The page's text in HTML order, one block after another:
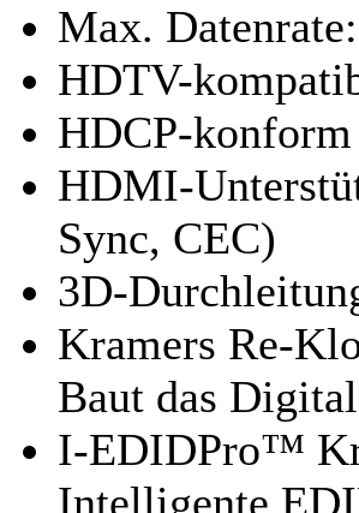
Max.
HDTV-
HDCP-konform
HDMI-
Sync, CEC)
3D-
Kramers Re-
Baut das
I-EDIDPro™
Intelligente